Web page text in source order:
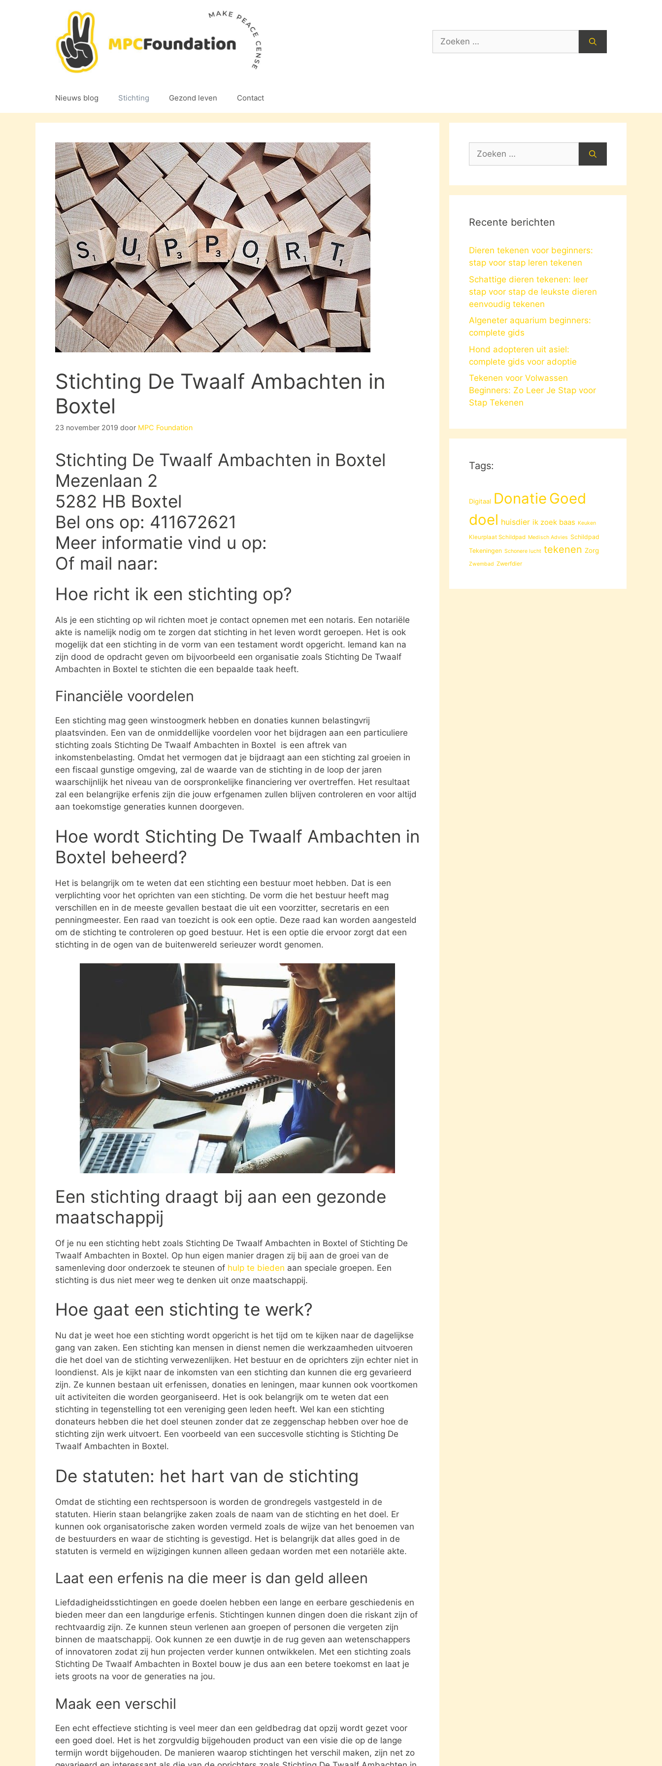
Zoek
Nieuws blog Stichting Gezond leven Contact
Stichting De Twaalf Ambachten in
Boxtel
23 november 2019 door MPC Foundation
Stichting De Twaalf Ambachten in Boxtel
Mezenlaan 2
5282 HB Boxtel
Bel ons op: 411672621
Meer informatie vind u op:
Of mail naar:
Hoe richt ik een stichting op?
Als je een stichting op wil richten moet je contact opnemen met een notaris. Een notariële
akte is namelijk nodig om te zorgen dat stichting in het leven wordt geroepen. Het is ook
mogelijk dat een stichting in de vorm van een testament wordt opgericht. Iemand kan na
zijn dood de opdracht geven om bijvoorbeeld een organisatie zoals Stichting De Twaalf
Ambachten in Boxtel te stichten die een bepaalde taak heeft.
Financiële voordelen
Een stichting mag geen winstoogmerk hebben en donaties kunnen belastingvrij
plaatsvinden. Een van de onmiddellijke voordelen voor het bijdragen aan een particuliere
stichting zoals Stichting De Twaalf Ambachten in Boxtel is een aftrek van
inkomstenbelasting. Omdat het vermogen dat je bijdraagt aan een stichting zal groeien in
een fiscaal gunstige omgeving, zal de waarde van de stichting in de loop der jaren
waarschijnlijk het niveau van de oorspronkelijke financiering ver overtreffen. Het resultaat
zal een belangrijke erfenis zijn die jouw erfgenamen zullen blijven controleren en voor altijd
aan toekomstige generaties kunnen doorgeven.
Hoe wordt Stichting De Twaalf Ambachten in
Boxtel beheerd?
Het is belangrijk om te weten dat een stichting een bestuur moet hebben. Dat is een
verplichting voor het oprichten van een stichting. De vorm die het bestuur heeft mag
verschillen en in de meeste gevallen bestaat die uit een voorzitter, secretaris en een
penningmeester. Een raad van toezicht is ook een optie. Deze raad kan worden aangesteld
om de stichting te controleren op goed bestuur. Het is een optie die ervoor zorgt dat een
stichting in de ogen van de buitenwereld serieuzer wordt genomen.
Een stichting draagt bij aan een gezonde
maatschappij
Of je nu een stichting hebt zoals Stichting De Twaalf Ambachten in Boxtel of Stichting De
Twaalf Ambachten in Boxtel. Op hun eigen manier dragen zij bij aan de groei van de
samenleving door onderzoek te steunen of hulp te bieden aan speciale groepen. Een
stichting is dus niet meer weg te denken uit onze maatschappij.
Hoe gaat een stichting te werk?
Nu dat je weet hoe een stichting wordt opgericht is het tijd om te kijken naar de dagelijkse
gang van zaken. Een stichting kan mensen in dienst nemen die werkzaamheden uitvoeren
die het doel van de stichting verwezenlijken. Het bestuur en de oprichters zijn echter niet in
loondienst. Als je kijkt naar de inkomsten van een stichting dan kunnen die erg gevarieerd
zijn. Ze kunnen bestaan uit erfenissen, donaties en leningen, maar kunnen ook voortkomen
uit activiteiten die worden georganiseerd. Het is ook belangrijk om te weten dat een
stichting in tegenstelling tot een vereniging geen leden heeft. Wel kan een stichting
donateurs hebben die het doel steunen zonder dat ze zeggenschap hebben over hoe de
stichting zijn werk uitvoert. Een voorbeeld van een succesvolle stichting is Stichting De
Twaalf Ambachten in Boxtel.
De statuten: het hart van de stichting
Omdat de stichting een rechtspersoon is worden de grondregels vastgesteld in de
statuten. Hierin staan belangrijke zaken zoals de naam van de stichting en het doel. Er
kunnen ook organisatorische zaken worden vermeld zoals de wijze van het benoemen van
de bestuurders en waar de stichting is gevestigd. Het is belangrijk dat alles goed in de
statuten is vermeld en wijzigingen kunnen alleen gedaan worden met een notariële akte.
Laat een erfenis na die meer is dan geld alleen
Liefdadigheidsstichtingen en goede doelen hebben een lange en eerbare geschiedenis en
bieden meer dan een langdurige erfenis. Stichtingen kunnen dingen doen die riskant zijn of
rechtvaardig zijn. Ze kunnen steun verlenen aan groepen of personen die vergeten zijn
binnen de maatschappij. Ook kunnen ze een duwtje in de rug geven aan wetenschappers
of innovatoren zodat zij hun projecten verder kunnen ontwikkelen. Met een stichting zoals
Stichting De Twaalf Ambachten in Boxtel bouw je dus aan een betere toekomst en laat je
iets groots na voor de generaties na jou.
Maak een verschil
Een echt effectieve stichting is veel meer dan een geldbedrag dat opzij wordt gezet voor
een goed doel. Het is het zorgvuldig bijgehouden product van een visie die op de lange
termijn wordt bijgehouden. De manieren waarop stichtingen het verschil maken, zijn net zo
Zoek
Recente berichten
Dieren tekenen voor beginners:
stap voor stap leren tekenen
Schattige dieren tekenen: leer
stap voor stap de leukste dieren
eenvoudig tekenen
Algeneter aquarium beginners:
complete gids
Hond adopteren uit asiel:
complete gids voor adoptie
Tekenen voor Volwassen
Beginners: Zo Leer Je Stap voor
Stap Tekenen
Tags:
Digitaal Donatie Goed
doel huisdier ik zoek baas Keuken
Kleurplaat Schildpad Medisch Advies Schildpad
Tekeningen Schonere lucht tekenen Zorg
Zwembad Zwerfdier